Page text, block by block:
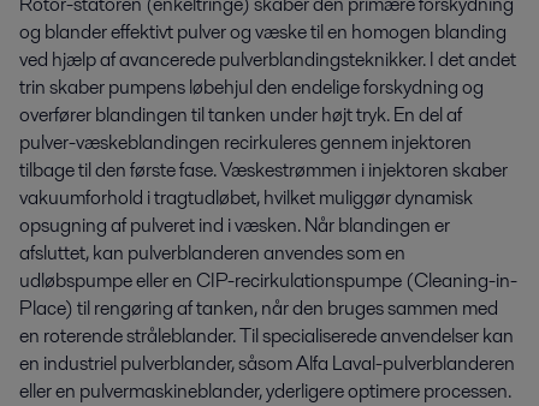
og blander effektivt pulver og væske til en homogen blanding
ved hjælp af avancerede pulverblandingsteknikker. I det andet
trin skaber pumpens løbehjul den endelige forskydning og
overfører blandingen til tanken under højt tryk. En del af
pulver-væskeblandingen recirkuleres gennem injektoren
tilbage til den første fase. Væskestrømmen i injektoren skaber
vakuumforhold i tragtudløbet, hvilket muliggør dynamisk
opsugning af pulveret ind i væsken. Når blandingen er
afsluttet, kan pulverblanderen anvendes som en
udløbspumpe eller en CIP-recirkulationspumpe (Cleaning-in-
Place) til rengøring af tanken, når den bruges sammen med
en roterende stråleblander. Til specialiserede anvendelser kan
en industriel pulverblander, såsom Alfa Laval-pulverblanderen
eller en pulvermaskineblander, yderligere optimere processen.